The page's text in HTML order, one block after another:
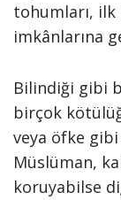
tohumları, ilk
imkânlarına
Bilindiği gibi
birçok
veya öfke
Müslüman,
koruyabilse